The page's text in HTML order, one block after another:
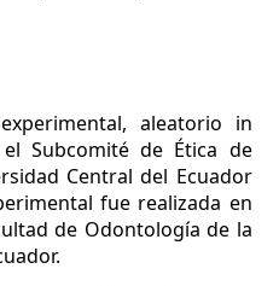
aleatorio in
Subcomité de Ética de
Central del Ecuador
fue realizada en
de Odontología de la